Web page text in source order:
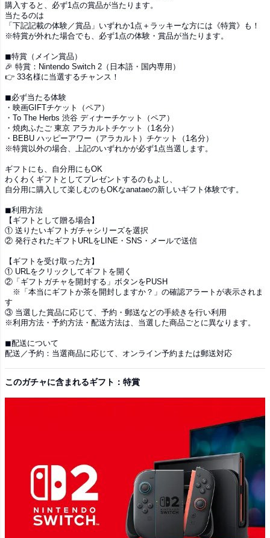
購入すると、必ず1点の賞品が当たります。
当たるのは
「下記記載の体験／賞品」いずれか1点＋ラッキーな方には《特賞》も！
※特賞が外れた場合でも、必ず1点の体験・賞品が当たります。
◼︎特賞（メイン賞品）
🎉 特賞：Nintendo Switch 2（日本語・国内専用）
👉 33名様に当選するチャンス！
◼︎必ず当たる体験
・映画GIFTチケット（ペア）
・To The Herbs 渋谷 ディナーチケット（ペア）
・焼肉ふたご 東京 アラカルトチケット（1名分）
・BEBU ハッピーアワー（アラカルト）チケット（1名分）
※特賞以外の場合、上記のいずれかが必ず1点当選します。
ギフトにも、自分用にもOK
わくわくギフトとしてプレゼントするのもよし、
自分用に購入して楽しむのもOKなanataeの新しいギフト体験です。
◼︎利用方法
【ギフトとして贈る場合】
① 送りたいギフトガチャシリーズを選択
② 発行されたギフトURLをLINE・SNS・メールで送信
【ギフトを受け取った方】
① URLをクリックしてギフトを開く
②「ギフトガチャを開封する」ボタンをPUSH
※「本当にギフトか茶を開封しますか？」の確認アラートが表示されま
す
③ 当選した賞品に応じて、予約・郵送などの手続きを行い利用
※利用方法・予約方法・配送方法は、当選した商品ごとに異なります。
◼︎配送について
配送／予約：当選商品に応じて、オンライン予約または郵送対応
このガチャに含まれるギフト：特賞